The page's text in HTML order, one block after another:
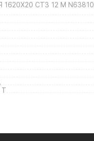
СТ3 12 М N63810
Т